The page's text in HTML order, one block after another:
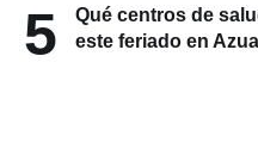
5
Qué centros de
este feriado en